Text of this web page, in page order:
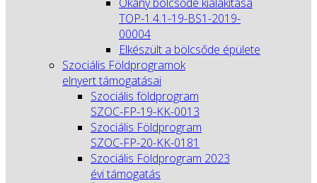
TOP-1.4.1-19-BS1-2019-
00004
Elkészült a bölcsőde épülete
Szociális Földprogramok
elnyert támogatásai
Szociális földprogram
SZOC-FP-19-KK-0013
Szociális Földprogram
SZOC-FP-20-KK-0181
Szociális Földprogram 2023
évi támogatás